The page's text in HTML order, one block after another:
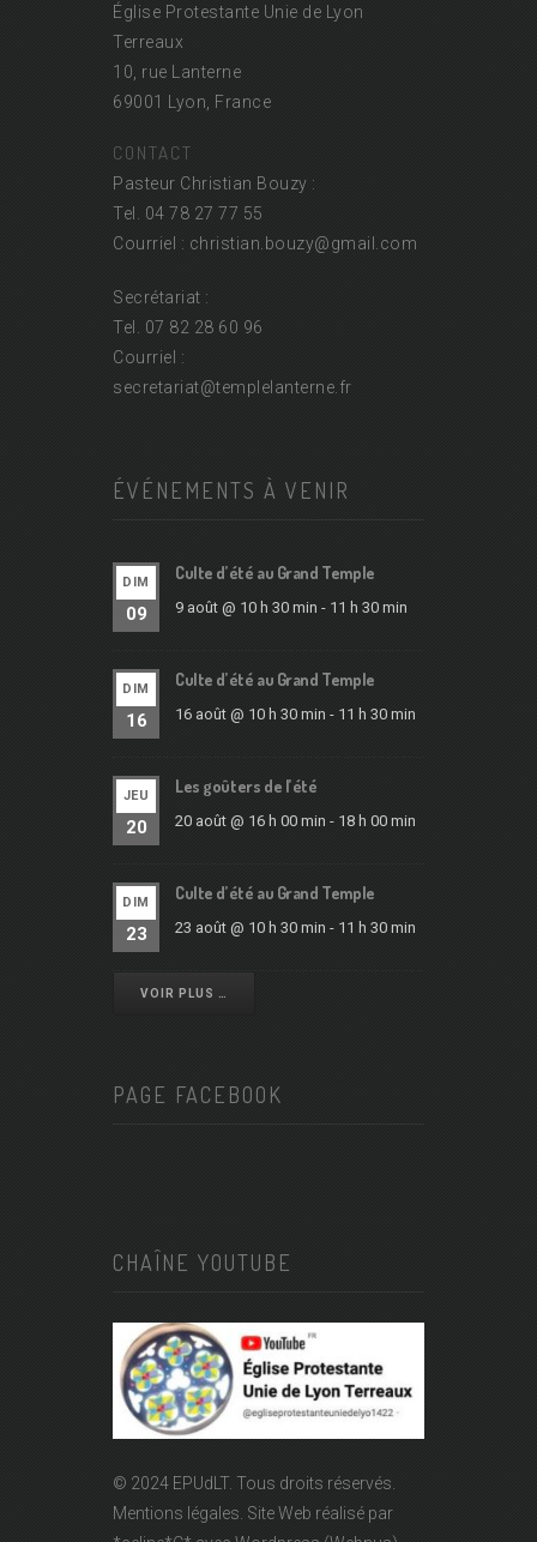
Église Protestante Unie de Lyon
Terreaux
10, rue Lanterne
69001 Lyon, France
CONTACT
Pasteur Christian Bouzy :
Tel. 04 78 27 77 55
Courriel : christian.bouzy@gmail.com
Secrétariat :
Tel. 07 82 28 60 96
Courriel :
secretariat@templelanterne.fr
ÉVÉNEMENTS À VENIR
DIM
09
Culte d’été au Grand Temple
9 août @ 10 h 30 min - 11 h 30 min
DIM
16
Culte d’été au Grand Temple
16 août @ 10 h 30 min - 11 h 30 min
JEU
20
Les goûters de l’été
20 août @ 16 h 00 min - 18 h 00 min
DIM
23
Culte d’été au Grand Temple
23 août @ 10 h 30 min - 11 h 30 min
VOIR PLUS …
PAGE FACEBOOK
CHAÎNE YOUTUBE
© 2024 EPUdLT. Tous droits réservés.
Mentions légales. Site Web réalisé par